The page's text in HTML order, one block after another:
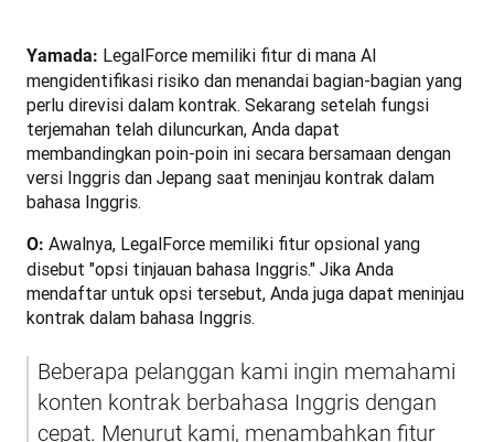
Yamada: LegalForce memiliki fitur di mana AI
mengidentifikasi risiko dan menandai bagian-bagian yang
perlu direvisi dalam kontrak. Sekarang setelah fungsi
terjemahan telah diluncurkan, Anda dapat
membandingkan poin-poin ini secara bersamaan dengan
versi Inggris dan Jepang saat meninjau kontrak dalam
bahasa Inggris.
O: Awalnya, LegalForce memiliki fitur opsional yang
disebut "opsi tinjauan bahasa Inggris." Jika Anda
mendaftar untuk opsi tersebut, Anda juga dapat meninjau
kontrak dalam bahasa Inggris.
Beberapa pelanggan kami ingin memahami
konten kontrak berbahasa Inggris dengan
cepat. Menurut kami, menambahkan fitur